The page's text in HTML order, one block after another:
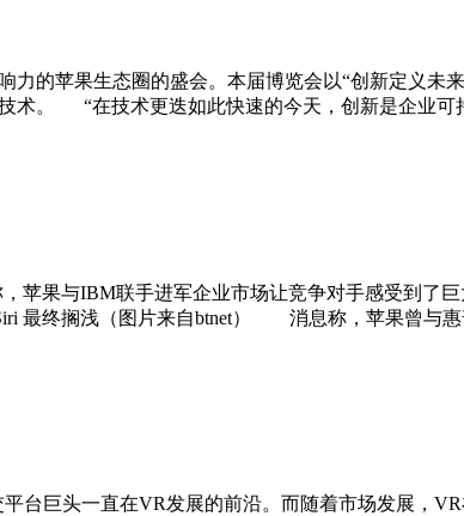
的苹果生态圈的盛会。本届博览会以“创新定义未
术。 “在技术更迭如此快速的今天，创新是企业可
苹果与IBM联手进军企业市场让竞争对手感受到了
最终搁浅（图片来自btnet） 消息称，苹果曾与惠
平台巨头一直在VR发展的前沿。而随着市场发展，